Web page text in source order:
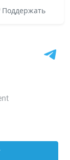
Поддержать